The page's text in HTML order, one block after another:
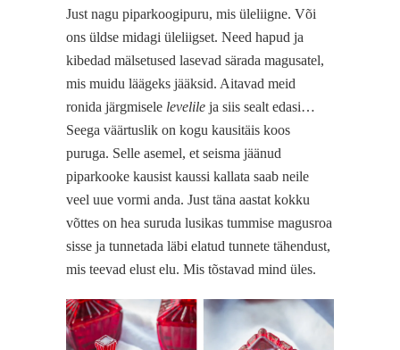
Just nagu piparkoogipuru, mis üleliigne. Või
ons üldse midagi üleliigset. Need hapud ja
kibedad mälsetused lasevad särada magusatel,
mis muidu läägeks jääksid. Aitavad meid
ronida järgmisele levelile ja siis sealt edasi…
Seega väärtuslik on kogu kausitäis koos
puruga. Selle asemel, et seisma jäänud
piparkooke kausist kaussi kallata saab neile
veel uue vormi anda. Just täna aastat kokku
võttes on hea suruda lusikas tummise magusroa
sisse ja tunnetada läbi elatud tunnete tähendust,
mis teevad elust elu. Mis tõstavad mind üles.